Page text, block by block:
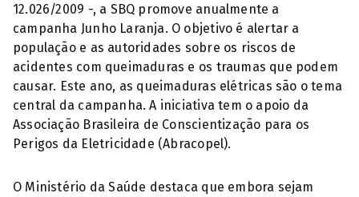
12.026/2009 -, a SBQ promove anualmente a
campanha Junho Laranja. O objetivo é alertar a
população e as autoridades sobre os riscos de
acidentes com queimaduras e os traumas que podem
causar. Este ano, as queimaduras elétricas são o tema
central da campanha. A iniciativa tem o apoio da
Associação Brasileira de Conscientização para os
Perigos da Eletricidade (Abracopel).
O Ministério da Saúde destaca que embora sejam